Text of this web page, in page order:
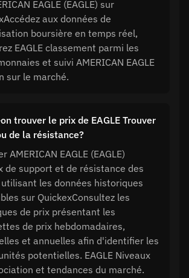
EAGLE (EAGLE) sur
aux données de
boursière en temps réel,
EAGLE classement parmi les
et suivi AMERICAN EAGLE
sur le marché.
trouver le prix de EAGLE Trouver
de la résistance?
AMERICAN EAGLE (EAGLE)
de support et de résistance des
les données historiques
sur QuickexConsultez les
de prix présentant les
de prix hebdomadaires,
et annuelles afin d'identifier les
potentielles. EAGLE Niveaux
et tendances du marché.